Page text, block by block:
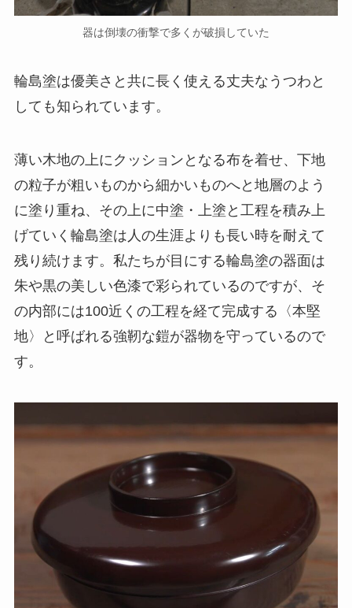
器は倒壊の衝撃で多くが破損していた
輪島塗は優美さと共に長く使える丈夫なうつわと
しても知られています。
薄い木地の上にクッションとなる布を着せ、下地
の粒子が粗いものから細かいものへと地層のよう
に塗り重ね、その上に中塗・上塗と工程を積み上
げていく輪島塗は人の生涯よりも長い時を耐えて
残り続けます。私たちが目にする輪島塗の器面は
朱や黒の美しい色漆で彩られているのですが、そ
の内部には100近くの工程を経て完成する〈本堅
地〉と呼ばれる強靭な鎧が器物を守っているので
す。